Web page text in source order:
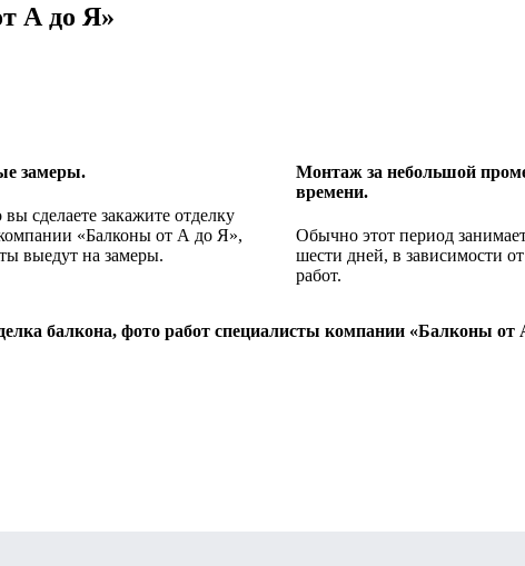
А до Я»
замеры.
вы сделаете закажите отделку
«Балконы от А до Я»,
выедут на замеры.
Монтаж за небольшой
времени.
Обычно этот период
шести дней, в зависимости
работ.
балкона, фото работ специалисты компании «Балконы от